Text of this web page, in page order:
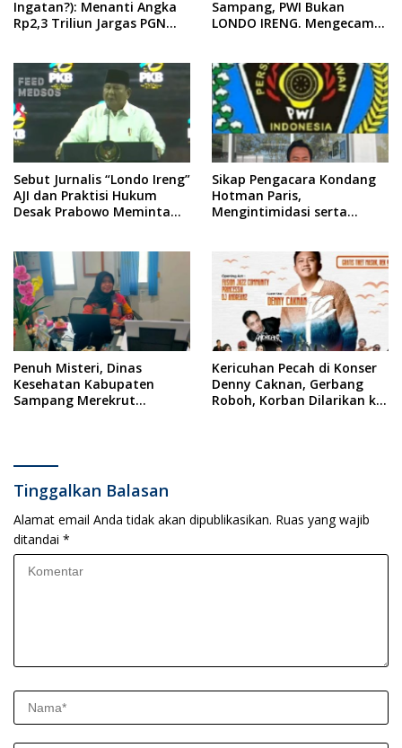
Ingatan?): Menanti Angka
Rp2,3 Triliun Jargas PGN
Sampang, PWI Bukan
LONDO IRENG. Mengecam
Republik Indonesia
Sebut Jurnalis “Londo Ireng”
AJI dan Praktisi Hukum
Desak Prabowo Meminta
Sikap Pengacara Kondang
Hotman Paris,
Mengintimidasi serta
Sampang Angkat Bicara
Penuh Misteri, Dinas
Kesehatan Kabupaten
Sampang Merekrut
Kericuhan Pecah di Konser
Denny Caknan, Gerbang
Roboh, Korban Dilarikan ke
Tinggalkan Balasan
Alamat email Anda tidak akan dipublikasikan. Ruas yang wajib
ditandai *